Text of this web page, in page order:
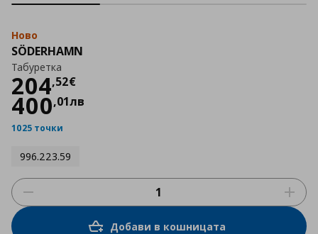
Ново
SÖDERHAMN
Табуретка
204,52€
Цена204,52 €
400,01лв
1025 точки
996.223.59
Добави в кошницата